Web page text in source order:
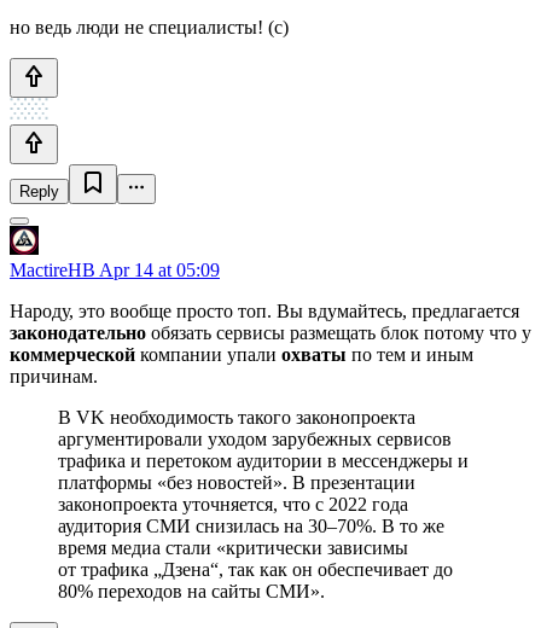
но ведь люди не специалисты! (с)
Reply
MactireHB Apr 14 at 05:09
Народу, это вообще просто топ. Вы вдумайтесь, предлагается
законодательно обязать сервисы размещать блок потому что у
коммерческой компании упали охваты по тем и иным
причинам.
В VK необходимость такого законопроекта
аргументировали уходом зарубежных сервисов
трафика и перетоком аудитории в мессенджеры и
платформы «без новостей». В презентации
законопроекта уточняется, что с 2022 года
аудитория СМИ снизилась на 30–70%. В то же
время медиа стали «критически зависимы
от трафика „Дзена“, так как он обеспечивает до
80% переходов на сайты СМИ».